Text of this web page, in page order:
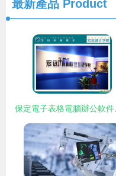
最新產品 Product